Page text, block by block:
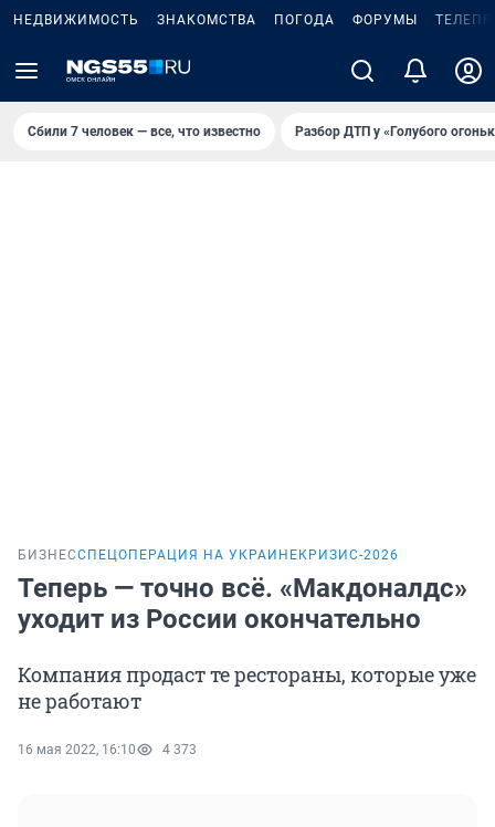
НЕДВИЖИМОСТЬ ЗНАКОМСТВА ПОГОДА ФОРУМЫ
Сбили 7 человек — все, что известно Разбор ДТП у «Голубого
БИЗНЕССПЕЦОПЕРАЦИЯ НА УКРАИНЕ КРИЗИС-2026
Теперь — точно всё. «Макдоналдс»
уходит из России окончательно
Компания продаст те рестораны, которые уже
не работают
16 мая 2022, 16:10 4 373